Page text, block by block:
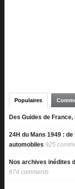
Populaires
Des Guides de
24H du Mans 1949 :
automobiles 925
Nos archives inédites
674 comments